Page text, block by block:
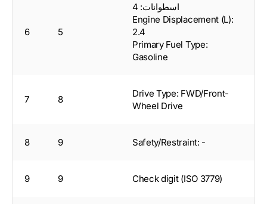
6 5
اسطوانات: 4
Engine Displacement (L):
2.4
Primary Fuel Type:
Gasoline
7 8
Drive Type: FWD/Front-
Wheel Drive
8 9 Safety/Restraint: -
9 9 Check digit (ISO 3779)